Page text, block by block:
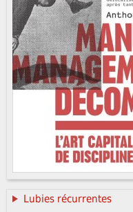
Lubies récurrentes